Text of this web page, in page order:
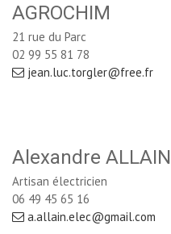
AGROCHIM
21 rue du Parc
02 99 55 81 78
jean.luc.torgler@free.fr
Alexandre ALLAIN
Artisan électricien
06 49 45 65 16
a.allain.elec@gmail.com